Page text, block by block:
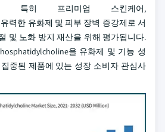
, 특히 프리미엄 스킨케어,
력한 유화제 및 피부 장벽 증강제로 서
및 노화 방지 재산을 위해 평가됩니다.
을 유화제 및 기능 성
중된 제품에 있는 성장 소비자 관심사